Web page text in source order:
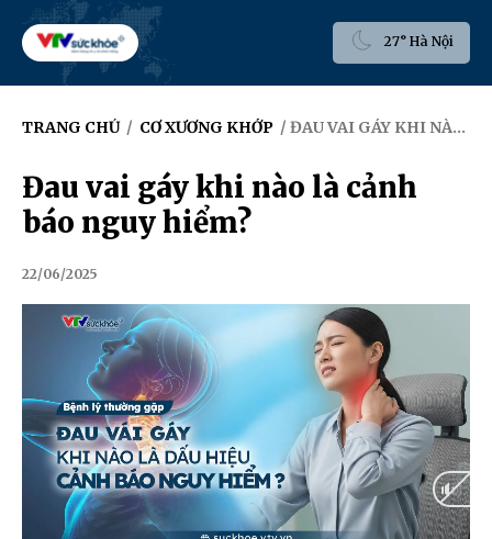
27° Hà Nội
TRANG CHỦ / CƠ XƯƠNG KHỚP / ĐAU VAI GÁY KHI NÀO LÀ CẢNH BÁO NGUY HIỂM?
Đau vai gáy khi nào là cảnh
báo nguy hiểm?
22/06/2025